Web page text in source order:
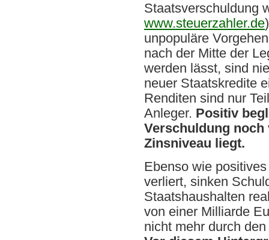
Staatsverschuldung
www.steuerzahler.de
unpopuläre
nach der Mitte der
werden lässt, sind
neuer Staatskredite
Renditen sind nur
Anleger. Positiv
Verschuldung
Zinsniveau liegt.
Ebenso wie
verliert, sinken
Staatshaushalten
von einer Milliarde
nicht mehr durch